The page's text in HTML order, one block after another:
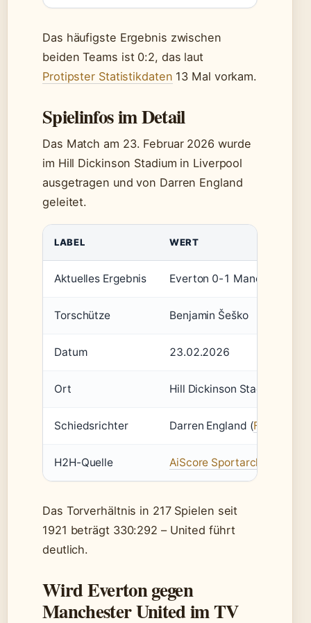
Das häufigste Ergebnis zwischen
beiden Teams ist 0:2, das laut
Protipster Statistikdaten 13 Mal vorkam.
Spielinfos im Detail
Das Match am 23. Februar 2026 wurde
im Hill Dickinson Stadium in Liverpool
ausgetragen und von Darren England
geleitet.
LABEL WERT
Aktuelles Ergebnis Everton 0-1 Manchester
Torschütze Benjamin Šeško
Datum 23.02.2026
Ort Hill Dickinson Stadium,
Schiedsrichter Darren England (FotMob
H2H-Quelle AiScore Sportarchiv
Das Torverhältnis in 217 Spielen seit
1921 beträgt 330:292 – United führt
deutlich.
Wird Everton gegen
Manchester United im TV